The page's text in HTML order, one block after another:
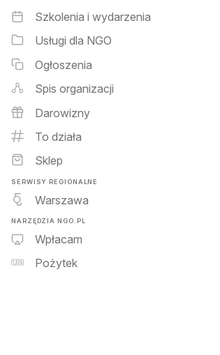
Szkolenia i wydarzenia
Usługi dla NGO
Ogłoszenia
Spis organizacji
Darowizny
To działa
Sklep
SERWISY REGIONALNE
Warszawa
NARZĘDZIA NGO.PL
Wpłacam
Pożytek